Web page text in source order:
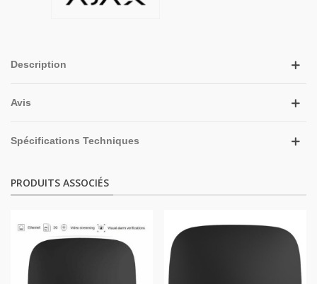
Description
Avis
Spécifications Techniques
PRODUITS ASSOCIÉS